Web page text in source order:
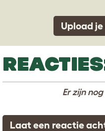
Upload
Er zijn
Laat een reactie